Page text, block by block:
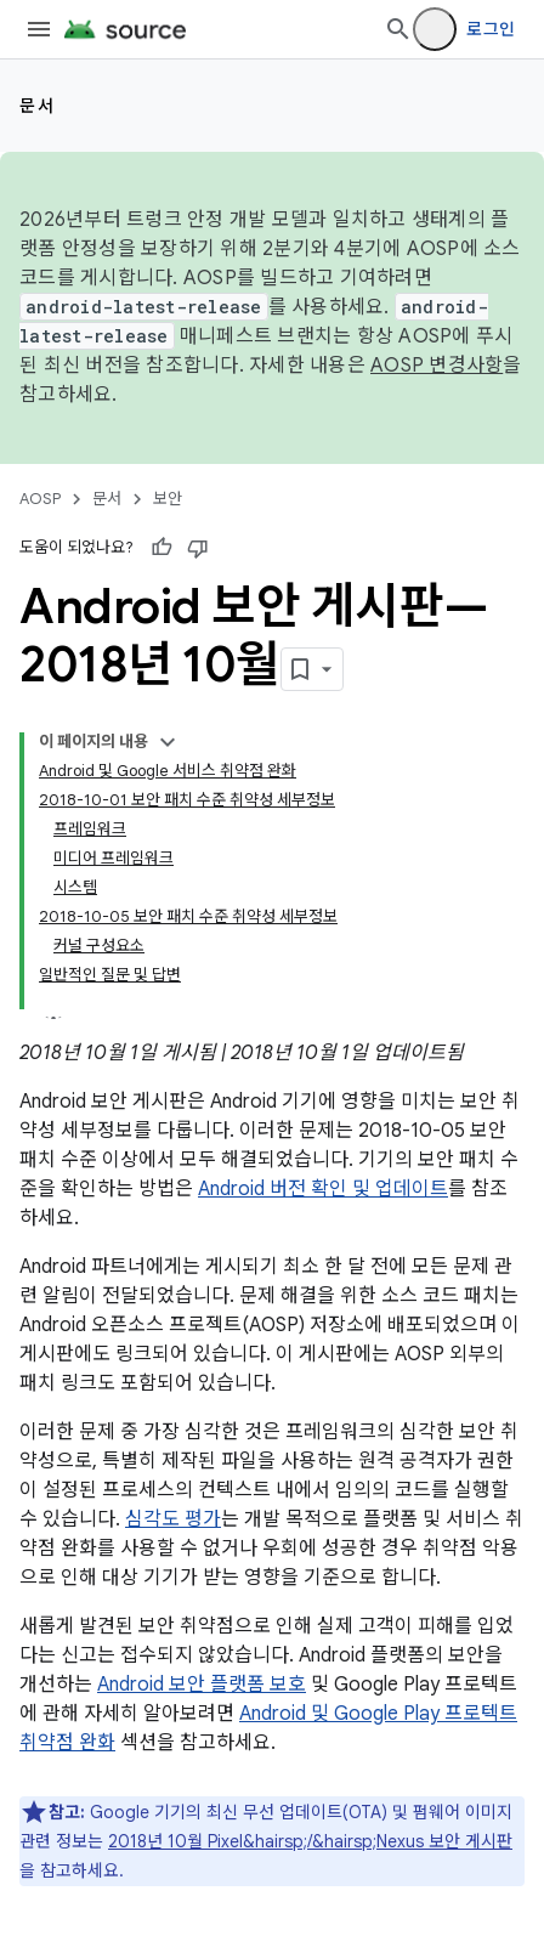
로그인
문서
2026년부터 트렁크 안정 개발 모델과 일치하고 생태계의 플
랫폼 안정성을 보장하기 위해 2분기와 4분기에 AOSP에 소스
코드를 게시합니다. AOSP를 빌드하고 기여하려면
android-latest-release 를 사용하세요.
android-
latest-release
매니페스트 브랜치는 항상 AOSP에 푸시
된 최신 버전을 참조합니다. 자세한 내용은 AOSP 변경사항을
참고하세요.
AOSP 문서 보안
도움이 되었나요?
Android 보안 게시판—
2018년 10월
이 페이지의 내용
Android 및 Google 서비스 취약점 완화
2018-10-01 보안 패치 수준 취약성 세부정보
프레임워크
미디어 프레임워크
시스템
2018-10-05 보안 패치 수준 취약성 세부정보
커널 구성요소
일반적인 질문 및 답변
2018년 10월 1일 게시됨 | 2018년 10월 1일 업데이트됨
Android 보안 게시판은 Android 기기에 영향을 미치는 보안 취
약성 세부정보를 다룹니다. 이러한 문제는 2018-10-05 보안
패치 수준 이상에서 모두 해결되었습니다. 기기의 보안 패치 수
준을 확인하는 방법은 Android 버전 확인 및 업데이트를 참조
하세요.
Android 파트너에게는 게시되기 최소 한 달 전에 모든 문제 관
련 알림이 전달되었습니다. 문제 해결을 위한 소스 코드 패치는
Android 오픈소스 프로젝트(AOSP) 저장소에 배포되었으며 이
게시판에도 링크되어 있습니다. 이 게시판에는 AOSP 외부의
패치 링크도 포함되어 있습니다.
이러한 문제 중 가장 심각한 것은 프레임워크의 심각한 보안 취
약성으로, 특별히 제작된 파일을 사용하는 원격 공격자가 권한
이 설정된 프로세스의 컨텍스트 내에서 임의의 코드를 실행할
수 있습니다. 심각도 평가는 개발 목적으로 플랫폼 및 서비스 취
약점 완화를 사용할 수 없거나 우회에 성공한 경우 취약점 악용
으로 인해 대상 기기가 받는 영향을 기준으로 합니다.
새롭게 발견된 보안 취약점으로 인해 실제 고객이 피해를 입었
다는 신고는 접수되지 않았습니다. Android 플랫폼의 보안을
개선하는 Android 보안 플랫폼 보호 및 Google Play 프로텍트
에 관해 자세히 알아보려면 Android 및 Google Play 프로텍트
취약점 완화 섹션을 참고하세요.
참고: Google 기기의 최신 무선 업데이트(OTA) 및 펌웨어 이미지
관련 정보는 2018년 10월 Pixel&hairsp;/&hairsp;Nexus 보안 게시판
을 참고하세요.